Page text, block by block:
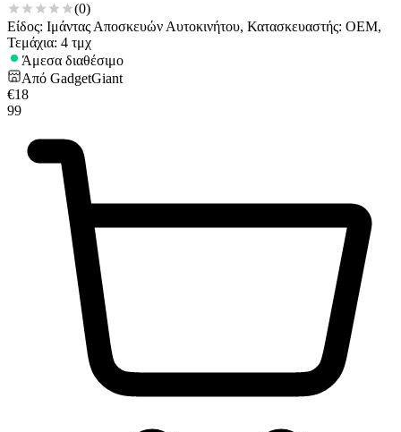
(0)
Είδος: Ιμάντας Αποσκευών Αυτοκινήτου, Κατασκευαστής: OEM,
Τεμάχια: 4 τμχ
Άμεσα διαθέσιμο
Από GadgetGiant
€18
99